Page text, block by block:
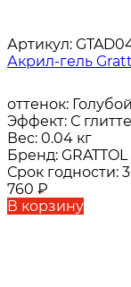
Артикул:
Акрил-гель
оттенок: Голубой
Эффект: С
Вес: 0.04 кг
Бренд: GRATTOL
Срок годности:
760 ₽
В корзину